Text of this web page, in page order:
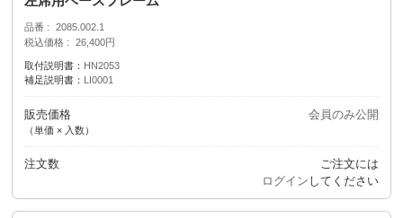
品番
2085.002.1
税込価格
26,400円
取付説明書： HN2053
補足説明書：
LI0001
販売価格
（単価 × 入数）
会員のみ公開
注文数
ご注文には
ログイン してください